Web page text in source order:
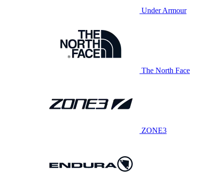
Under Armour
The North Face
ZONE3